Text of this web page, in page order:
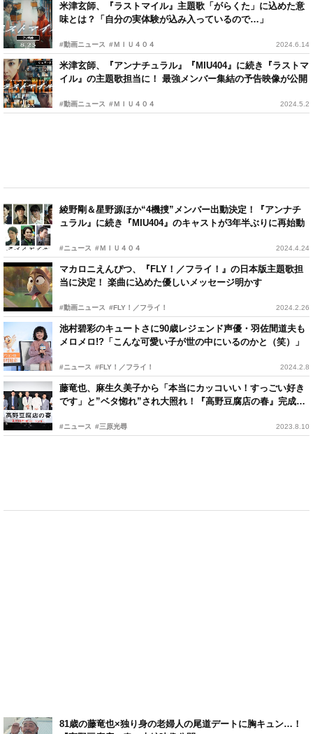
米津玄師、『ラストマイル』主題歌「がらくた」に込めた意
味とは？「自分の実体験が込み入っているので…」
#動画ニュース #ＭＩＵ４０４ 2024.6.14
米津玄師、『アンナチュラル』『MIU404』に続き『ラストマ
イル』の主題歌担当に！ 最強メンバー集結の予告映像が公開
#動画ニュース #ＭＩＵ４０４ 2024.5.2
綾野剛＆星野源ほか“4機捜”メンバー出動決定！『アンナチ
ュラル』に続き『MIU404』のキャストが3年半ぶりに再始動
#ニュース #ＭＩＵ４０４ 2024.4.24
マカロニえんぴつ、『FLY！／フライ！』の日本版主題歌担
当に決定！ 楽曲に込めた優しいメッセージ明かす
#動画ニュース #FLY！／フライ！ 2024.2.26
池村碧彩のキュートさに90歳レジェンド声優・羽佐間道夫も
メロメロ!?「こんな可愛い子が世の中にいるのかと（笑）」
#ニュース #FLY！／フライ！ 2024.2.8
藤竜也、麻生久美子から「本当にカッコいい！すっごい好き
です」と”ベタ惚れ”され大照れ！『高野豆腐店の春』完成披
#ニュース #三原光尋 2023.8.10
81歳の藤竜也×独り身の老婦人の尾道デートに胸キュン…！